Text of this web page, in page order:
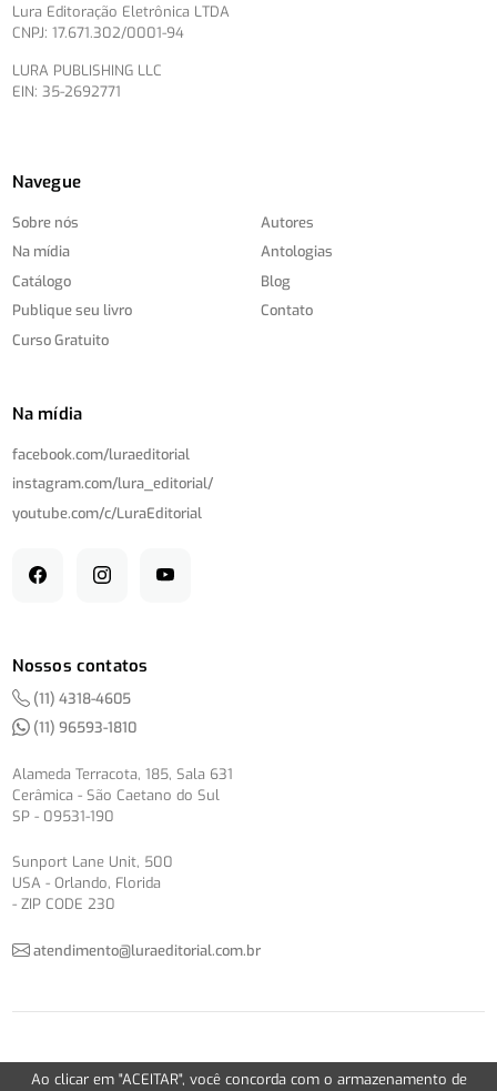
Lura Editoração Eletrônica LTDA
CNPJ: 17.671.302/0001-94
LURA PUBLISHING LLC
EIN: 35-2692771
Navegue
Sobre nós
Na mídia
Catálogo
Publique seu livro
Curso Gratuito
Autores
Antologias
Blog
Contato
Na mídia
facebook.com/luraeditorial
instagram.com/lura_editorial/
youtube.com/c/LuraEditorial
Nossos contatos
(11) 4318-4605
(11) 96593-1810
Alameda Terracota, 185, Sala 631
Cerâmica - São Caetano do Sul
SP - 09531-190
Sunport Lane Unit, 500
USA - Orlando, Florida
- ZIP CODE 230
atendimento@luraeditorial.com.br
© Copyright 2012-2026 -Política de Privacidade
Ao clicar em "ACEITAR", você concorda com o armazenamento de